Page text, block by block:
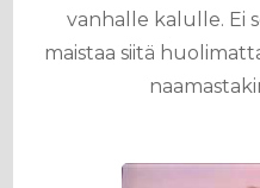
vanhalle kalulle. Ei
maistaa siitä